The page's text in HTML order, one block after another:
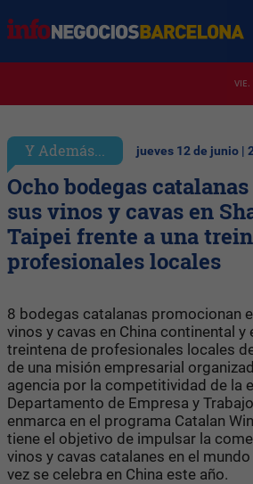
Y Además... jueves 12 de junio |
Ocho bodegas
sus vinos y cavas en
Taipei frente a una
profesionales locales
8 bodegas catalanas promocionan
vinos y cavas en China continental y
treintena de profesionales locales
de una misión empresarial
agencia por la competitividad de la
Departamento de Empresa y
enmarca en el programa Catalan
tiene el objetivo de impulsar la
vinos y cavas catalanes en el
vez se celebra en China este año.